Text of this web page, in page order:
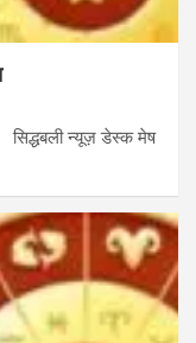
न्यूज़ डेस्क मेष